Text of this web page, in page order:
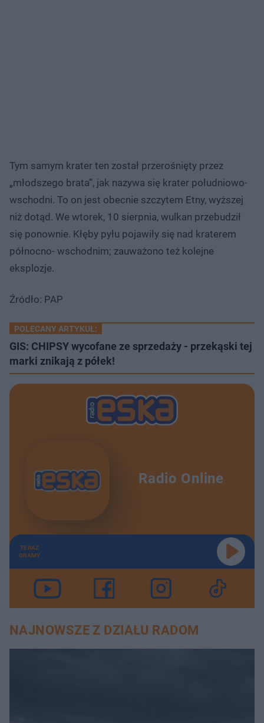
Tym samym krater ten został przerośnięty przez
„młodszego brata”, jak nazywa się krater południowo-
wschodni. To on jest obecnie szczytem Etny, wyższej
niż dotąd. We wtorek, 10 sierpnia, wulkan przebudził
się ponownie. Kłęby pyłu pojawiły się nad kraterem
północno- wschodnim; zauważono też kolejne
eksplozje.
Źródło: PAP
POLECANY ARTYKUŁ:
GIS: CHIPSY wycofane ze sprzedaży - przekąski tej
marki znikają z półek!
Radio Online
TERAZ
GRAMY
NAJNOWSZE Z DZIAŁU RADOM